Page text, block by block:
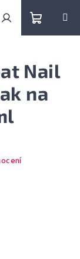
PřihlášeníNákupní
košík
Nail
na